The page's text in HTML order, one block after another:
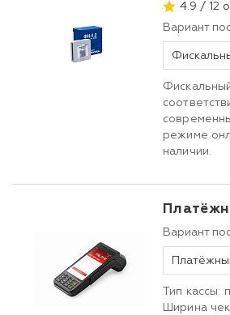
4.9 / 12
Вариант
режиме
наличии.
Вариант
Тип кассы:
Ширина